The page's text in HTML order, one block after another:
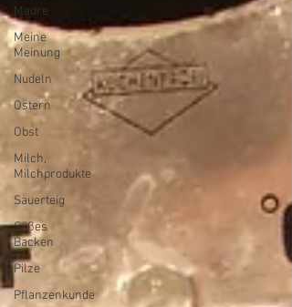
Madre
Meine
Meinung
Nudeln
Ostern
Obst
Milch,
Milchprodukte
Sauerteig
Süßes
Backen
Pilze
Pflanzenkunde